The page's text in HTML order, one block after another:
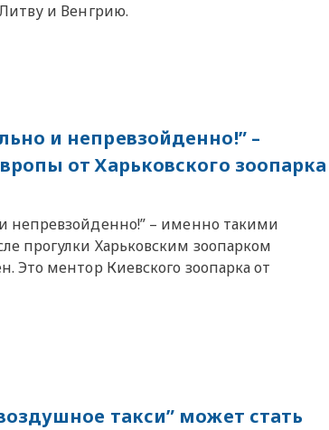
и Венгрию.
и непревзойденно!” –
от Харьковского зоопарка
непревзойденно!” – именно такими
прогулки Харьковским зоопарком
Это ментор Киевского зоопарка от
такси” может стать